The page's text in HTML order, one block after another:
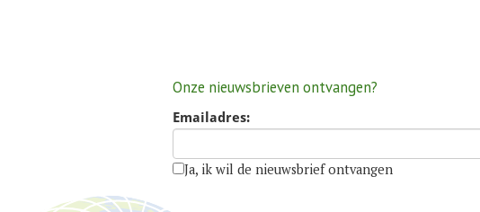
Onze nieuwsbrieven ontvangen?
Emailadres:
Ja, ik wil de nieuwsbrief ontvangen